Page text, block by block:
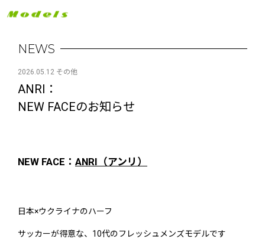
NEWS
2026.05.12 その他
ANRI：
NEW FACEのお知らせ
NEW FACE： ANRI（アンリ）
日本×ウクライナのハーフ
サッカーが得意な、10代のフレッシュメンズモデルです